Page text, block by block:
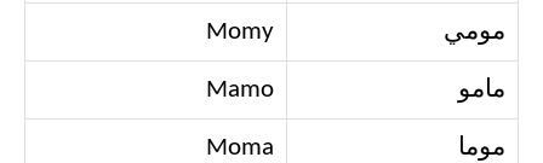
مومي Momy
مامو Mamo
موما Moma